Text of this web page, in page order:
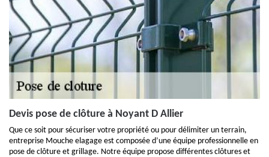
Devis pose de clôture à Noyant D Allier
Que ce soit pour sécuriser votre propriété ou pour délimiter un terrain,
entreprise Mouche elagage est composée d’une équipe professionnelle en
pose de clôture et grillage. Notre équipe propose différentes clôtures et